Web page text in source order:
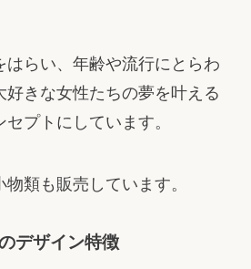
はらい、年齢や流行にとらわ
好きな女性たちの夢を叶える
プトにしています。
類も販売しています。
デザイン特徴